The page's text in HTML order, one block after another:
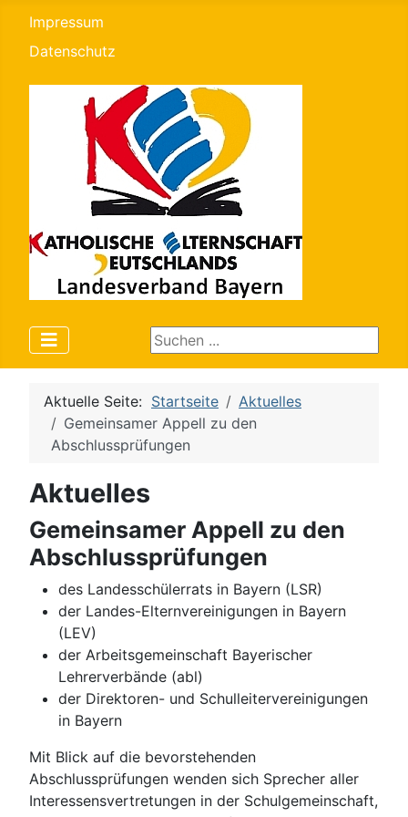
Impressum
Datenschutz
Suchen ...
Aktuelle Seite: Startseite
Aktuelles
Gemeinsamer Appell zu den
Abschlussprüfungen
Aktuelles
Gemeinsamer Appell zu den
Abschlussprüfungen
des Landesschülerrats in Bayern (LSR)
der Landes-Elternvereinigungen in Bayern
(LEV)
der Arbeitsgemeinschaft Bayerischer
Lehrerverbände (abl)
der Direktoren- und Schulleitervereinigungen
in Bayern
Mit Blick auf die bevorstehenden
Abschlussprüfungen wenden sich Sprecher aller
Interessensvertretungen in der Schulgemeinschaft,